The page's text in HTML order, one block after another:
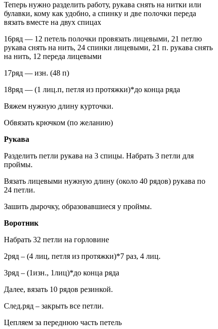
Теперь нужно разделить работу, рукава снять на нитки или
булавки, кому как удобно, а спинку и две полочки переда
вязать вместе на двух спицах
16ряд — 12 петель полочки провязать лицевыми, 21 петлю
рукава снять на нить, 24 спинки лицевыми, 21 п. рукава снять
на нить, 12 переда лицевыми
17ряд — изн. (48 п)
18ряд — (1 лиц.п, петля из протяжки)*до конца ряда
Вяжем нужную длину курточки.
Обвязать крючком (по желанию)
Рукава
Разделить петли рукава на 3 спицы. Набрать 3 петли для
проймы.
Вязать лицевыми нужную длину (около 40 рядов) рукава по
24 петли.
Зашить дырочку, образовавшиеся у проймы.
Воротник
Набрать 32 петли на горловине
2ряд – (4 лиц, петля из протяжки)*7 раз, 4 лиц.
3ряд – (1изн., 1лиц)*до конца ряда
Далее, вязать 10 рядов резинкой.
След.ряд – закрыть все петли.
Цепляем за переднюю часть петель